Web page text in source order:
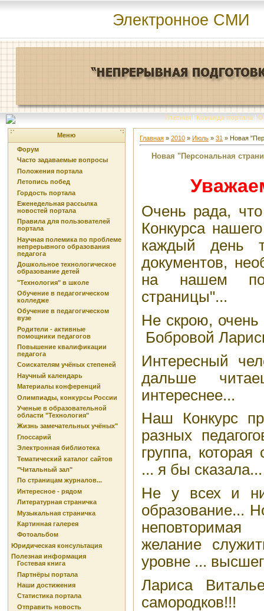
Электронное СМИ
Главная | Команда портала | О
Меню
Форум
Часто задаваемые вопросы
Положения портала
Летопись побед
Гордость портала
Еженедельная рассылка
новостей портала
Правила для пользователей
портала
Научная полемика по проблеме
непрерывного образования
педагога
Дошкольное технологическое
образование детей
"Технология" в школе
Обучение в педагогическом
колледже
Обучение в педагогическом
вузе
Родители - активные
помощники педагогов
Повышение квалификации
педагога
Соискателям учёных степеней
Научный календарь
Материалы конференций
Олимпиады, конкурсы России
Ученые в образовательной
области "Технология"
Жизнь замечательных учёных"
Глоссарий
Электронная библиотека
Тематический каталог сайтов
"Читальный зал"
По страницам журналов...
Интересное - рядом
Литературная страничка
Музыкальная страничка
Картинная галерея
Фотоальбом
Юридическая консультация
Полезная информация
Гостевая книга
Партнёры портала
Наши достижения
Статистика портала
Отправить новость
Главная » 2010 » Июль » 31 » Новая
Новая "Персональная
Очень рада, что
Конкурса
каждый день
документов,
на нашем
страницы"...
Не скрою,
Бобровой
Интересный
дальше
интереснее...
Наш Конкурс
разных
группа,
... я бы
Не у всех и
образование...
желание
уровне ...
Лариса
самородков!!!